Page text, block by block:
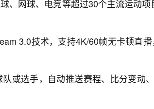
、网球、电竞等超过30个主流运动
3.0技术，支持4K/60帧无卡顿直
队或选手，自动推送赛程、比分变动